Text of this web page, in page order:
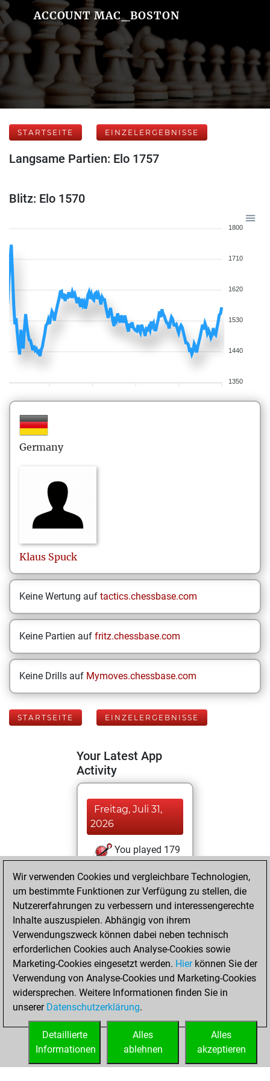
ACCOUNT MAC_BOSTON
STARTSEITE EINZELERGEBNISSE
Langsame Partien: Elo 1757
Blitz: Elo 1570
1800
1710
1620
1530
1440
1350
Germany
Klaus Spuck
Keine Wertung auf tactics.chessbase.com
Keine Partien auf fritz.chessbase.com
Keine Drills auf Mymoves.chessbase.com
STARTSEITE EINZELERGEBNISSE
Your Latest App
Activity
Freitag, Juli 31,
2026
You played 179
You scored +64
=22 -93 in blitz
Montag, Juli 20,
2026
You played 221
slow games
Play
You scored
games
Wir verwenden Cookies und vergleichbare Technologien,
um bestimmte Funktionen zur Verfügung zu stellen, die
Nutzererfahrungen zu verbessern und interessengerechte
Inhalte auszuspielen. Abhängig von ihrem
Verwendungszweck können dabei neben technisch
erforderlichen Cookies auch Analyse-Cookies sowie
Marketing-Cookies eingesetzt werden. Hierkönnen Sie der
Verwendung von Analyse-Cookies und Marketing-Cookies
widersprechen. Weitere Informationen finden Sie in
unserer Datenschutzerklärung.
Alles
akzeptieren
Alles
ablehnen
Detaillierte
Informationen